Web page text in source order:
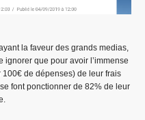
la faveur des grands medias,
ignorer que pour avoir l’immense
de dépenses) de leur frais
font ponctionner de 82% de leur